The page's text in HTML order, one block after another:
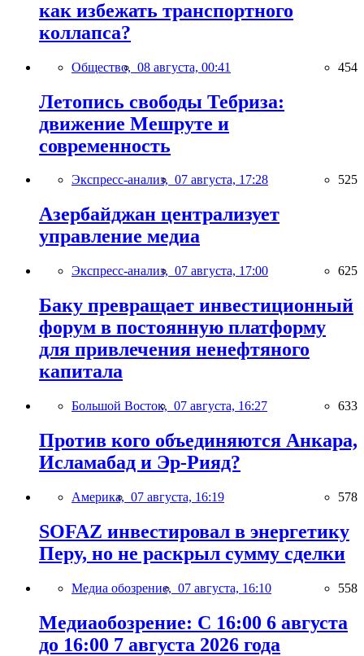
как избежать транспортного
коллапса?
Общество, 08 августа, 00:41 454
Летопись свободы Тебриза:
движение Мешруте и
современность
Экспресс-анализ, 07 августа, 17:28 525
Азербайджан централизует
управление медиа
Экспресс-анализ, 07 августа, 17:00 625
Баку превращает инвестиционный
форум в постоянную платформу
для привлечения ненефтяного
капитала
Большой Восток, 07 августа, 16:27 633
Против кого объединяются Анкара,
Исламабад и Эр-Рияд?
Америка, 07 августа, 16:19 578
SOFAZ инвестировал в энергетику
Перу, но не раскрыл сумму сделки
Медиа обозрение, 07 августа, 16:10 558
Медиаобозрение: С 16:00 6 августа
до 16:00 7 августа 2026 года